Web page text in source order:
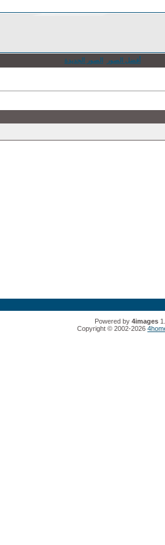
أفضل الصور
الصور الجديدة
Powered by 4images
Copyright © 2002-2026